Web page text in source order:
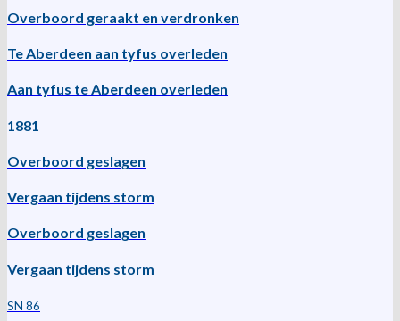
Overboord geraakt en verdronken
Te Aberdeen aan tyfus overleden
Aan tyfus te Aberdeen overleden
1881
Overboord geslagen
Vergaan tijdens storm
Overboord geslagen
Vergaan tijdens storm
SN 86